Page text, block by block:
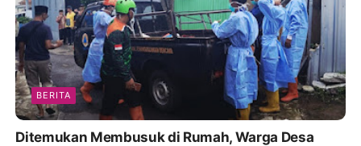
BERITA
Ditemukan Membusuk di Rumah, Warga Desa